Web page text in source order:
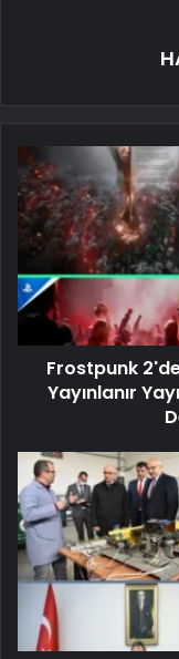
Frostpunk
Yayınlanır